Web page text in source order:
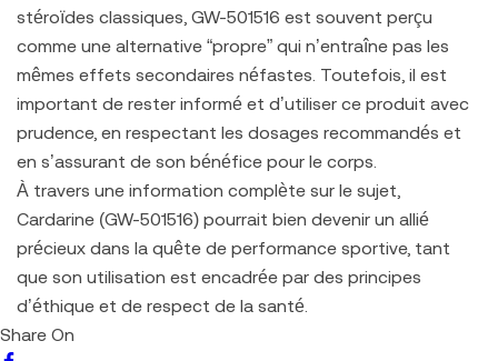
stéroïdes classiques, GW-501516 est souvent perçu
comme une alternative “propre” qui n’entraîne pas les
mêmes effets secondaires néfastes. Toutefois, il est
important de rester informé et d’utiliser ce produit avec
prudence, en respectant les dosages recommandés et
en s’assurant de son bénéfice pour le corps.
À travers une information complète sur le sujet,
Cardarine (GW-501516) pourrait bien devenir un allié
précieux dans la quête de performance sportive, tant
que son utilisation est encadrée par des principes
d’éthique et de respect de la santé.
Share On